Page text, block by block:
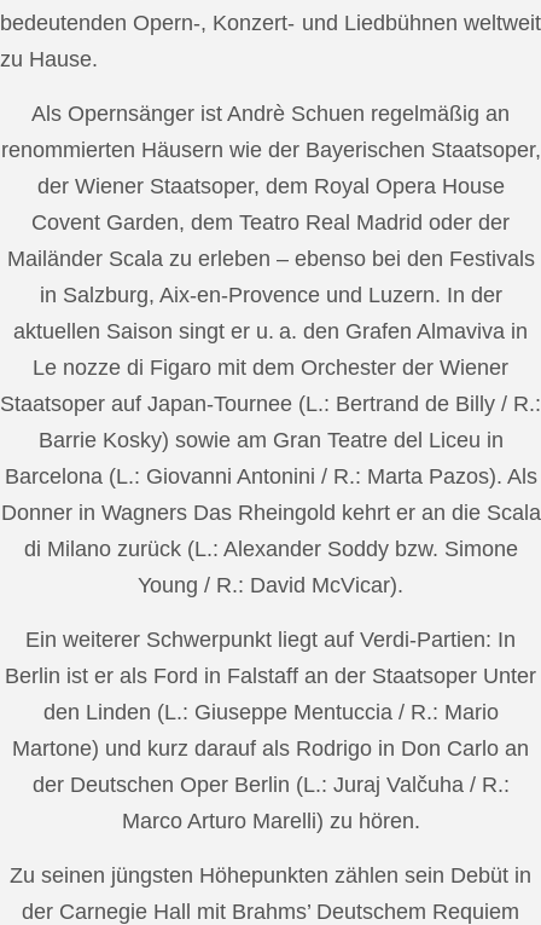
bedeutenden Opern-, Konzert- und Liedbühnen weltweit
zu Hause.
Als Opernsänger ist Andrè Schuen regelmäßig an
renommierten Häusern wie der Bayerischen Staatsoper,
der Wiener Staatsoper, dem Royal Opera House
Covent Garden, dem Teatro Real Madrid oder der
Mailänder Scala zu erleben – ebenso bei den Festivals
in Salzburg, Aix-en-Provence und Luzern. In der
aktuellen Saison singt er u. a. den Grafen Almaviva in
Le nozze di Figaro mit dem Orchester der Wiener
Staatsoper auf Japan-Tournee (L.: Bertrand de Billy / R.:
Barrie Kosky) sowie am Gran Teatre del Liceu in
Barcelona (L.: Giovanni Antonini / R.: Marta Pazos). Als
Donner in Wagners Das Rheingold kehrt er an die Scala
di Milano zurück (L.: Alexander Soddy bzw. Simone
Young / R.: David McVicar).
Ein weiterer Schwerpunkt liegt auf Verdi-Partien: In
Berlin ist er als Ford in Falstaff an der Staatsoper Unter
den Linden (L.: Giuseppe Mentuccia / R.: Mario
Martone) und kurz darauf als Rodrigo in Don Carlo an
der Deutschen Oper Berlin (L.: Juraj Valčuha / R.:
Marco Arturo Marelli) zu hören.
Zu seinen jüngsten Höhepunkten zählen sein Debüt in
der Carnegie Hall mit Brahms’ Deutschem Requiem